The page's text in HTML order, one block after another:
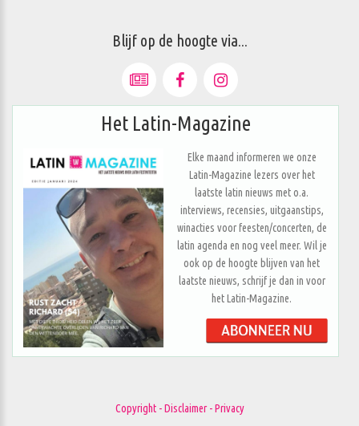
Blijf op de hoogte via...
Het Latin-Magazine
Elke maand informeren we onze
Latin-Magazine lezers over het
laatste latin nieuws met o.a.
interviews, recensies, uitgaanstips,
winacties voor feesten/concerten, de
latin agenda en nog veel meer. Wil je
ook op de hoogte blijven van het
laatste nieuws, schrijf je dan in voor
het Latin-Magazine.
Copyright - Disclaimer - Privacy